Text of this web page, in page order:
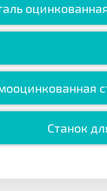
Станок